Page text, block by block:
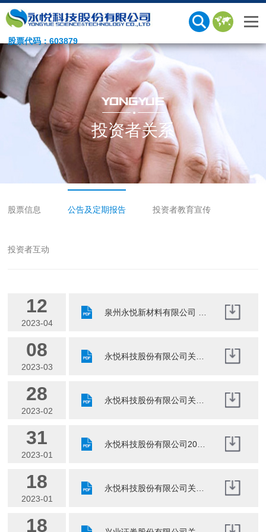
股票代码：603879
投资者关系
股票信息 公告及定期报告 投资者教育宣传
投资者互动
12
2023-04
泉州永悦新材料有限公司 2022年度环境信息依法披露报告
08
2023-03
永悦科技股份有限公司关于股权激励限制性股票回购注销实施公告
28
2023-02
永悦科技股份有限公司关于变更签字会计师的公告
31
2023-01
永悦科技股份有限公司2022年年度业绩预亏公告
18
2023-01
永悦科技股份有限公司关于变更募集资金投资项目公告
18